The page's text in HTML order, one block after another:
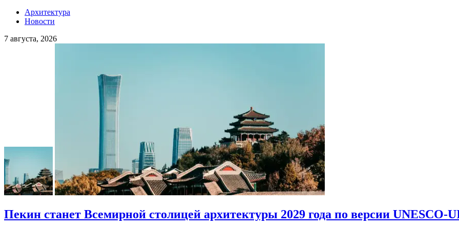
Архитектура
Новости
7 августа, 2026
Пекин станет Всемирной столицей архитектуры 2029 года по версии UNESCO-